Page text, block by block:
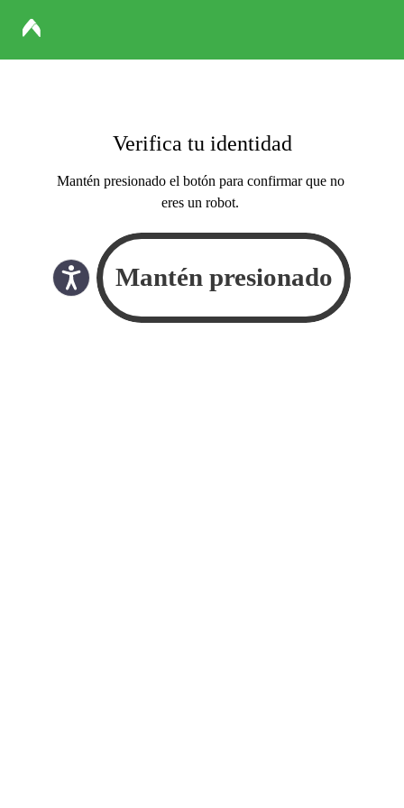
Verifica tu identidad
Mantén presionado el botón para confirmar que no
eres un robot.